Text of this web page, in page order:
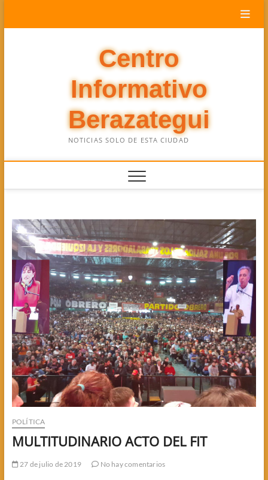
Centro
Informativo
Berazategui
NOTICIAS SOLO DE ESTA CIUDAD
POLÍTICA
MULTITUDINARIO ACTO DEL FIT
27 de julio de 2019 No hay comentarios